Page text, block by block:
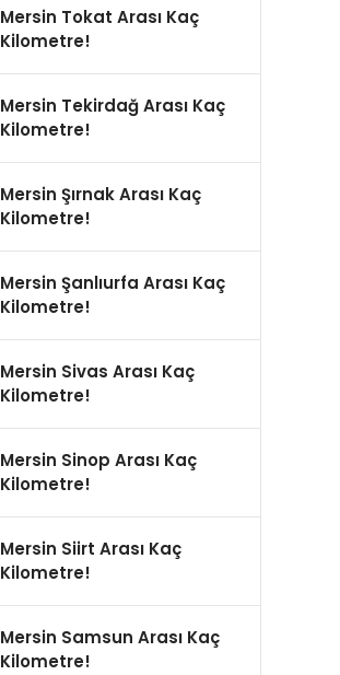
Mersin Tokat Arası Kaç
Kilometre!
Mersin Tekirdağ Arası Kaç
Kilometre!
Mersin Şırnak Arası Kaç
Kilometre!
Mersin Şanlıurfa Arası Kaç
Kilometre!
Mersin Sivas Arası Kaç
Kilometre!
Mersin Sinop Arası Kaç
Kilometre!
Mersin Siirt Arası Kaç
Kilometre!
Mersin Samsun Arası Kaç
Kilometre!